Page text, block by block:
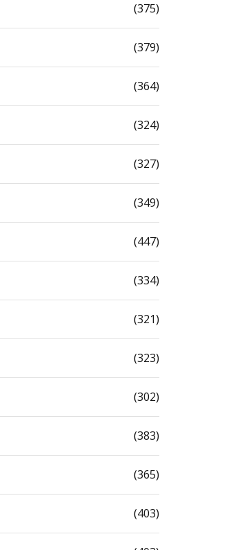
(375)
(379)
(364)
(324)
(327)
(349)
(447)
(334)
(321)
(323)
(302)
(383)
(365)
(403)